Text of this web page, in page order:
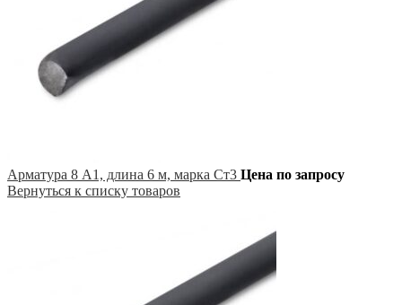
Арматура 8 А1, длина 6 м, марка Ст3 Цена по запросу
Вернуться к списку товаров